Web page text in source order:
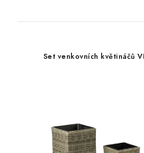
Set venkovních květináčů